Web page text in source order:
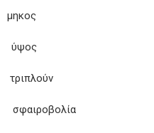
ύψος